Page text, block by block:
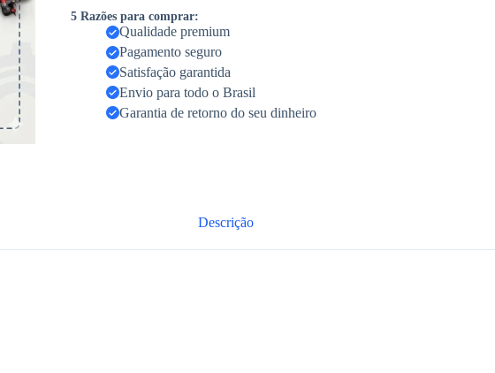
5 Razões para comprar:
Qualidade premium
Pagamento seguro
Satisfação garantida
Envio para todo o Brasil
Garantia de retorno do seu dinheiro
Descrição